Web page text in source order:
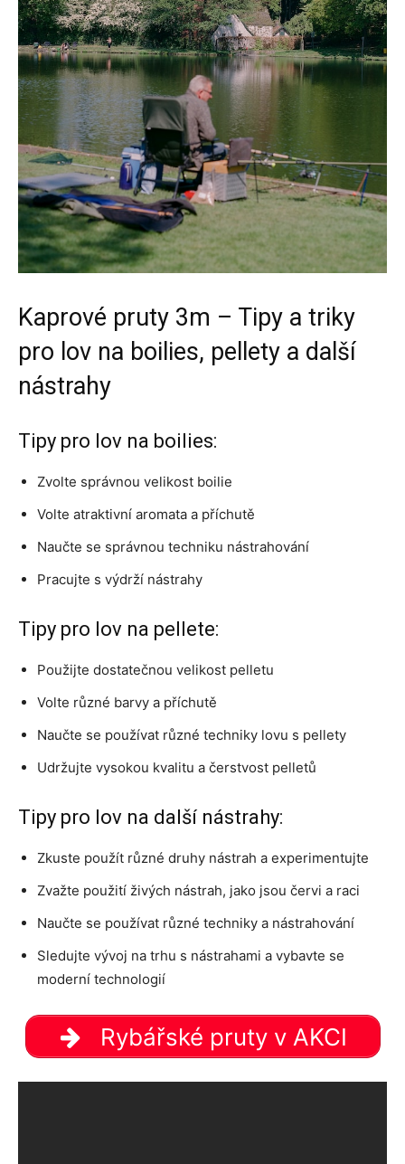
Kaprové pruty 3m – Tipy a triky
pro lov na boilies, pellety a další
nástrahy
Tipy pro lov na boilies:
Zvolte správnou velikost boilie
Volte atraktivní aromata a příchutě
Naučte se správnou techniku nástrahování
Pracujte s výdrží nástrahy
Tipy pro lov na pellete:
Použijte dostatečnou velikost pelletu
Volte různé barvy a příchutě
Naučte se používat různé techniky lovu s pellety
Udržujte vysokou kvalitu a čerstvost pelletů
Tipy pro lov na další nástrahy:
Zkuste použít různé druhy nástrah a experimentujte
Zvažte použití živých nástrah, jako jsou červi a raci
Naučte se používat různé techniky a nástrahování
Sledujte vývoj na trhu s nástrahami a vybavte se
moderní technologií
Rybářské pruty v AKCI